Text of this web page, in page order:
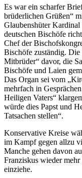
Es war ein scharfer
brüderlichen Grüßen“
Glaubenshüter
deutschen Bischöfe
Chef der
Bischöfe zuständig.
Mitbrüder“ davor, die
Bischöfe und Laien
Das Organ sei vom
mehrfach in
Heiligen Vaters“
würde dies Papst und
Tatsachen stellen“.
Konservative Kreise
im Kampf gegen allzu
Manche gehen davon
Franziskus wieder
einziehe.